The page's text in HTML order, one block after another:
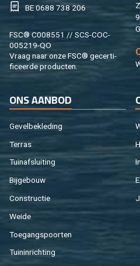
BE 0688 738 206
FSC® C008551 // SCS-COC-
005219-QO
Vraag naar onze FSC® ge­cer­ti­
fi­ceer­de pro­duc­ten.
ONS AAN­BOD
Ge­vel­be­kle­ding
Ter­ras
Tuin­af­slui­ting
Bij­ge­bouw
Con­struc­tie
Weide
Toe­gangs­poor­ten
Tuin­in­rich­ting